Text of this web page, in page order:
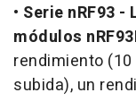
• Serie nRF93 -
módulos
rendimiento
subida), un